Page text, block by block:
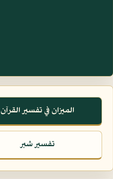
الميزان في تفسير القرآن
تفسير شبر